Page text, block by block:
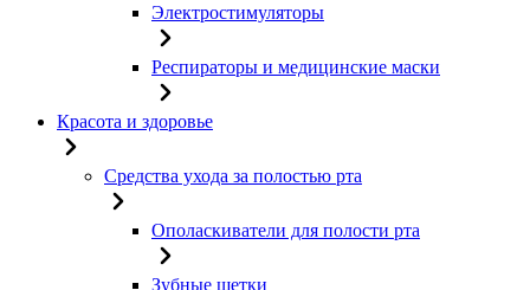
Электростимуляторы
Респираторы и медицинские маски
Красота и здоровье
Средства ухода за полостью рта
Ополаскиватели для полости рта
Зубные щетки